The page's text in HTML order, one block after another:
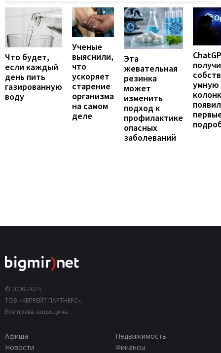
Что будет,
если каждый
день пить
газированную
воду
Ученые
выяснили,
что
ускоряет
старение
организма
на самом
деле
Эта
жевательная
резинка
может
изменить
подход к
профилактике
опасных
заболеваний
умную
© 2000-2024,
ТОВ «КЕПРЕЙТ ПАРТНЕРС».
Все права защищены.
Афиша
Недвижимость
Новости
Финансы